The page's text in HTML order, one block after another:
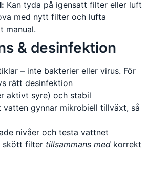
Kan tyda på igensatt filter eller luft
med nytt filter och lufta
manual.
& desinfektion
– inte bakterier eller virus. För
rätt desinfektion
aktivt syre) och stabil
vatten gynnar mikrobiell tillväxt, så
nivåer och testa vattnet
skött filter tillsammans med korrekt